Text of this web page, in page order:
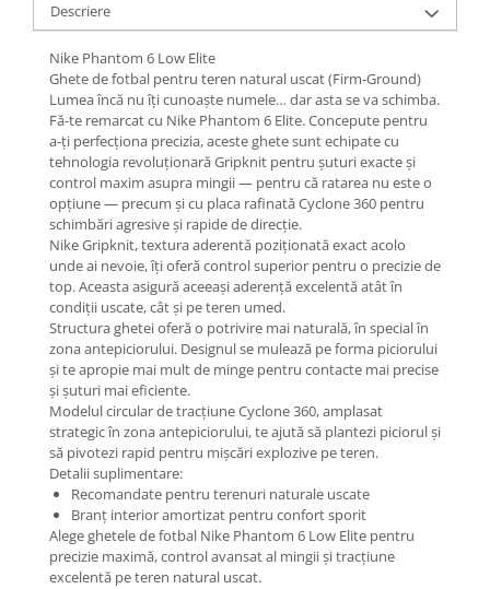
Descriere
Nike Phantom 6 Low Elite
Ghete de fotbal pentru teren natural uscat (Firm-Ground)
Lumea încă nu îți cunoaște numele… dar asta se va schimba.
Fă-te remarcat cu Nike Phantom 6 Elite. Concepute pentru
a-ți perfecționa precizia, aceste ghete sunt echipate cu
tehnologia revoluționară Gripknit pentru șuturi exacte și
control maxim asupra mingii — pentru că ratarea nu este o
opțiune — precum și cu placa rafinată Cyclone 360 pentru
schimbări agresive și rapide de direcție.
Nike Gripknit, textura aderentă poziționată exact acolo
unde ai nevoie, îți oferă control superior pentru o precizie de
top. Aceasta asigură aceeași aderență excelentă atât în
condiții uscate, cât și pe teren umed.
Structura ghetei oferă o potrivire mai naturală, în special în
zona antepiciorului. Designul se mulează pe forma piciorului
și te apropie mai mult de minge pentru contacte mai precise
și șuturi mai eficiente.
Modelul circular de tracțiune Cyclone 360, amplasat
strategic în zona antepiciorului, te ajută să plantezi piciorul și
să pivotezi rapid pentru mișcări explozive pe teren.
Detalii suplimentare:
Recomandate pentru terenuri naturale uscate
Branț interior amortizat pentru confort sporit
Alege ghetele de fotbal Nike Phantom 6 Low Elite pentru
precizie maximă, control avansat al mingii și tracțiune
excelentă pe teren natural uscat.